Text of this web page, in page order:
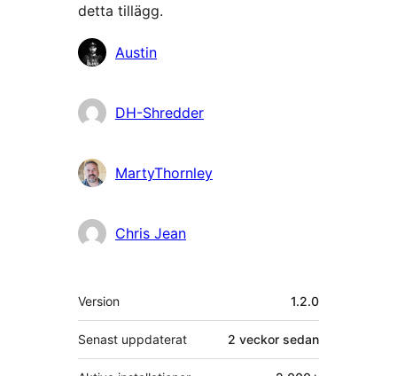
detta tillägg.
Bidragande
Austin
DH-Shredder
MartyThornley
Chris Jean
Meta
Version 1.2.0
Senast uppdaterat 2 veckor sedan